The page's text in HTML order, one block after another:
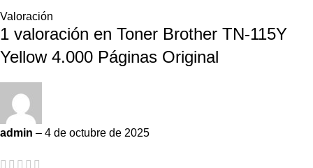
Valoración
1 valoración en Toner Brother TN-115Y
Yellow 4.000 Páginas Original
admin – 4 de octubre de 2025